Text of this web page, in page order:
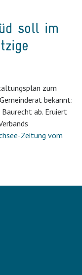
soll im
zum
bekannt:
ab. Eruiert
Zeitung vom